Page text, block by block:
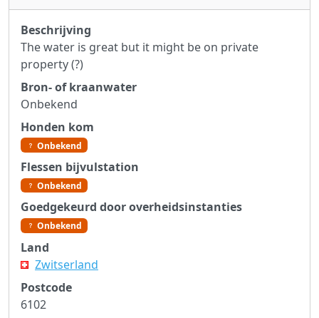
Beschrijving
The water is great but it might be on private
property (?)
Bron- of kraanwater
Onbekend
Honden kom
Onbekend
Flessen bijvulstation
Onbekend
Goedgekeurd door overheidsinstanties
Onbekend
Land
Zwitserland
Postcode
6102